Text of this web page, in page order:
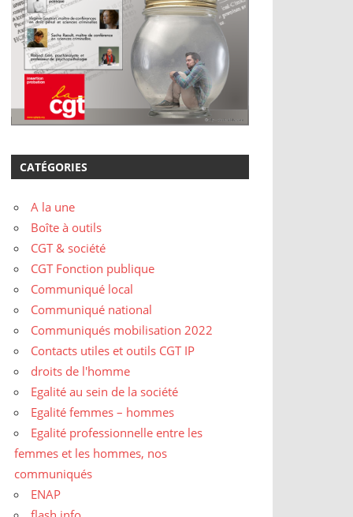
CATÉGORIES
A la une
Boîte à outils
CGT & société
CGT Fonction publique
Communiqué local
Communiqué national
Communiqués mobilisation 2022
Contacts utiles et outils CGT IP
droits de l'homme
Egalité au sein de la société
Egalité femmes – hommes
Egalité professionnelle entre les
femmes et les hommes, nos
communiqués
ENAP